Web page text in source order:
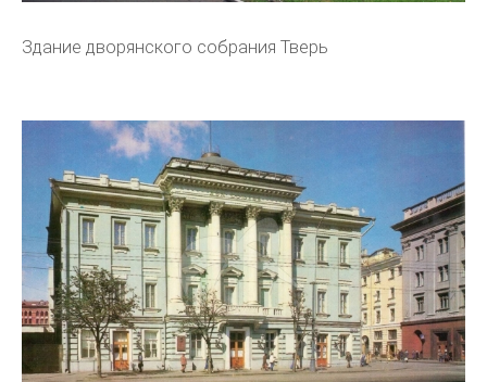
Здание дворянского собрания Тверь